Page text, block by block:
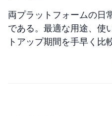
両プラットフォームの日
である。最適な用途、使
トアップ期間を手早く比